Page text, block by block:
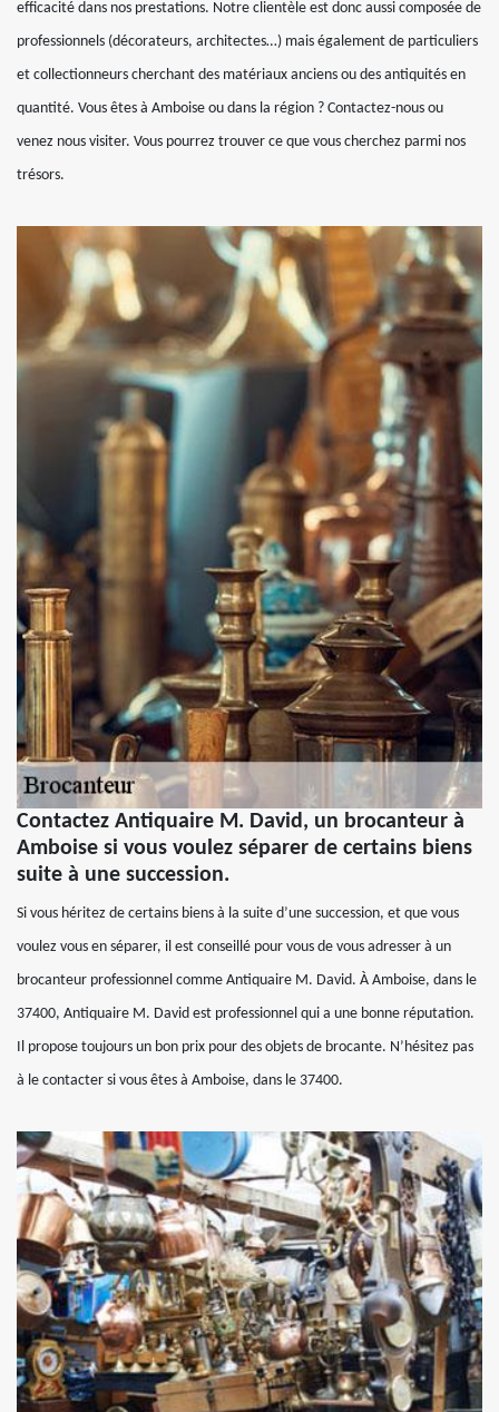
efficacité dans nos prestations. Notre clientèle est donc aussi composée de
professionnels (décorateurs, architectes…) mais également de particuliers
et collectionneurs cherchant des matériaux anciens ou des antiquités en
quantité. Vous êtes à Amboise ou dans la région ? Contactez-nous ou
venez nous visiter. Vous pourrez trouver ce que vous cherchez parmi nos
trésors.
Contactez Antiquaire M. David, un brocanteur à
Amboise si vous voulez séparer de certains biens
suite à une succession.
Si vous héritez de certains biens à la suite d’une succession, et que vous
voulez vous en séparer, il est conseillé pour vous de vous adresser à un
brocanteur professionnel comme Antiquaire M. David. À Amboise, dans le
37400, Antiquaire M. David est professionnel qui a une bonne réputation.
Il propose toujours un bon prix pour des objets de brocante. N’hésitez pas
à le contacter si vous êtes à Amboise, dans le 37400.